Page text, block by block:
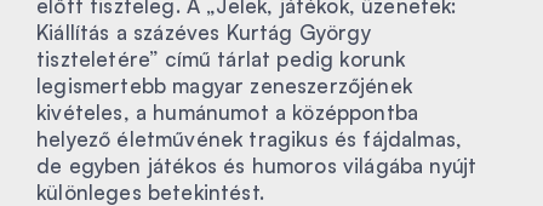
előtt tiszteleg. A „Jelek, játékok, üzenetek:
Kiállítás a százéves Kurtág György
tiszteletére” című tárlat pedig korunk
legismertebb magyar zeneszerzőjének
kivételes, a humánumot a középpontba
helyező életművének tragikus és fájdalmas,
de egyben játékos és humoros világába nyújt
különleges betekintést.